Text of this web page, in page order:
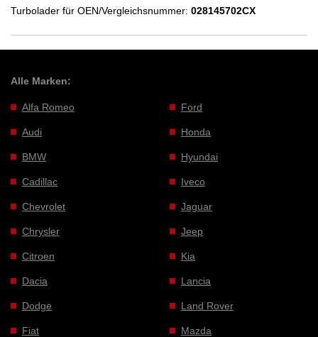
Turbolader für OEN/Vergleichsnummer: 028145702CX
Alle Marken:
Alfa Romeo
Audi
BMW
Cadillac
Chevrolet
Chrysler
Citroen
Dacia
Dodge
Fiat
Ford
Honda
Hyundai
Iveco
Jaguar
Jeep
Kia
Lancia
Land Rover
Mazda